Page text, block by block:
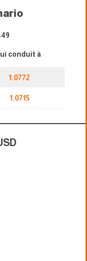
conduit à
1.0772
1.0715